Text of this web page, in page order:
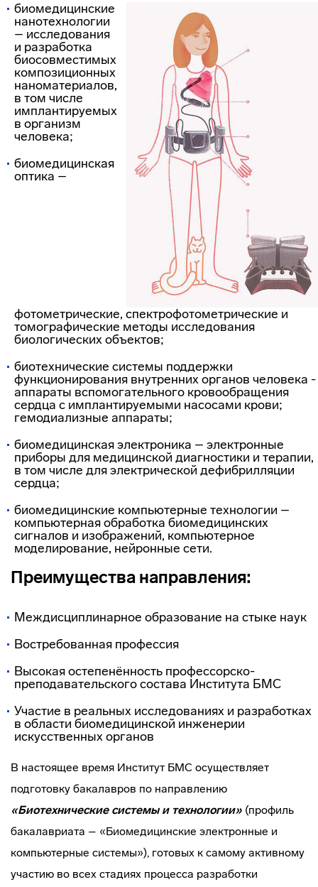
биомедицинские
нанотехнологии
– исследования
и разработка
биосовместимых
композиционных
наноматериалов,
в том числе
имплантируемых
в организм
человека;
биомедицинская
оптика –
фотометрические, спектрофотометрические и
томографические методы исследования
биологических объектов;
биотехнические системы поддержки
функционирования внутренних органов человека -
аппараты вспомогательного кровообращения
сердца с имплантируемыми насосами крови;
гемодиализные аппараты;
биомедицинская электроника – электронные
приборы для медицинской диагностики и терапии,
в том числе для электрической дефибрилляции
сердца;
биомедицинские компьютерные технологии –
компьютерная обработка биомедицинских
сигналов и изображений, компьютерное
моделирование, нейронные сети.
Преимущества направления:
Междисциплинарное образование на стыке наук
Востребованная профессия
Высокая остепенённость профессорско-
преподавательского состава Института БМС
Участие в реальных исследованиях и разработках
в области биомедицинской инженерии
искусственных органов
В настоящее время Институт БМС осуществляет
подготовку бакалавров по направлению
«Биотехнические системы и технологии» (профиль
бакалавриата – «Биомедицинские электронные и
компьютерные системы»), готовых к самому активному
участию во всех стадиях процесса разработки